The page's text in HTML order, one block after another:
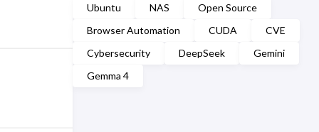
Ubuntu
NAS
Open Source
Browser Automation
CUDA
CVE
Cybersecurity
DeepSeek
Gemini
Gemma 4